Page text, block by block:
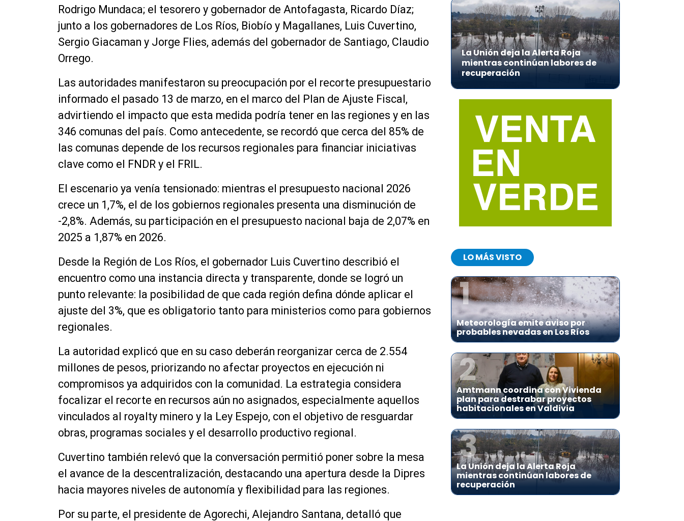
Rodrigo Mundaca; el tesorero y gobernador de Antofagasta, Ricardo Díaz;
junto a los gobernadores de Los Ríos, Biobío y Magallanes, Luis Cuvertino,
Sergio Giacaman y Jorge Flies, además del gobernador de Santiago, Claudio
Orrego.
Las autoridades manifestaron su preocupación por el recorte presupuestario
informado el pasado 13 de marzo, en el marco del Plan de Ajuste Fiscal,
advirtiendo el impacto que esta medida podría tener en las regiones y en las
346 comunas del país. Como antecedente, se recordó que cerca del 85% de
las comunas depende de los recursos regionales para financiar iniciativas
clave como el FNDR y el FRIL.
El escenario ya venía tensionado: mientras el presupuesto nacional 2026
crece un 1,7%, el de los gobiernos regionales presenta una disminución de
-2,8%. Además, su participación en el presupuesto nacional baja de 2,07% en
2025 a 1,87% en 2026.
Desde la Región de Los Ríos, el gobernador Luis Cuvertino describió el
encuentro como una instancia directa y transparente, donde se logró un
punto relevante: la posibilidad de que cada región defina dónde aplicar el
ajuste del 3%, que es obligatorio tanto para ministerios como para gobiernos
regionales.
La autoridad explicó que en su caso deberán reorganizar cerca de 2.554
millones de pesos, priorizando no afectar proyectos en ejecución ni
compromisos ya adquiridos con la comunidad. La estrategia considera
focalizar el recorte en recursos aún no asignados, especialmente aquellos
vinculados al royalty minero y la Ley Espejo, con el objetivo de resguardar
obras, programas sociales y el desarrollo productivo regional.
Cuvertino también relevó que la conversación permitió poner sobre la mesa
el avance de la descentralización, destacando una apertura desde la Dipres
hacia mayores niveles de autonomía y flexibilidad para las regiones.
Por su parte, el presidente de Agorechi, Alejandro Santana, detalló que
La Unión deja la Alerta Roja
mientras continúan labores de
recuperación
LO MÁS VISTO
1
Meteorología emite aviso por
probables nevadas en Los Ríos
2
Amtmann coordina con Vivienda
plan para destrabar proyectos
habitacionales en Valdivia
3
La Unión deja la Alerta Roja
mientras continúan labores de
recuperación